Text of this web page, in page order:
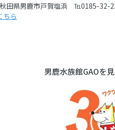
田県男鹿市戸賀塩浜 ℡0185-32-
ちら
男鹿水族館GAOを